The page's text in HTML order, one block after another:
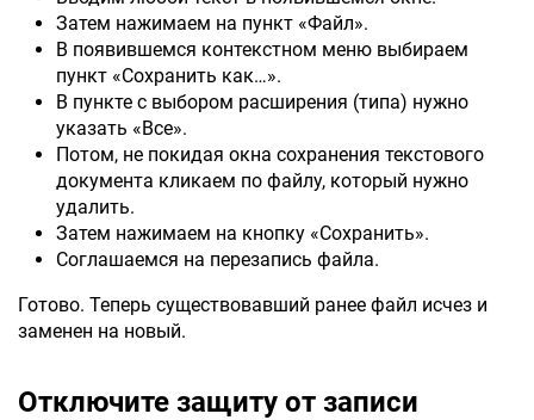
Затем нажимаем на пункт «Файл».
В появившемся контекстном меню выбираем
пункт «Сохранить как…».
В пункте с выбором расширения (типа) нужно
указать «Все».
Потом, не покидая окна сохранения текстового
документа кликаем по файлу, который нужно
удалить.
Затем нажимаем на кнопку «Сохранить».
Соглашаемся на перезапись файла.
Готово. Теперь существовавший ранее файл исчез и
заменен на новый.
Отключите защиту от записи